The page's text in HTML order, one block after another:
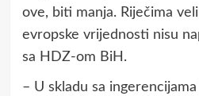
ove, biti manja. Riječima
evropske vrijednosti nisu
sa HDZ-om BiH.
– U skladu sa